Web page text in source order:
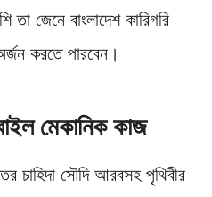
তা জেনে বাংলাদেশ কারিগরি
করতে পারবেন।
মেকানিক কাজ
চাহিদা সৌদি আরবসহ পৃথিবীর